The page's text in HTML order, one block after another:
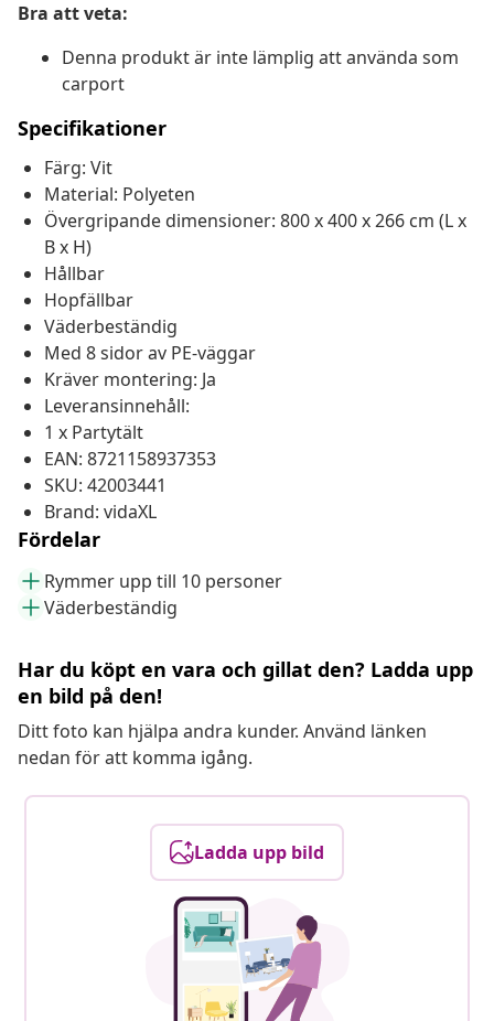
Bra att veta:
Denna produkt är inte lämplig att använda som
carport
Specifikationer
Färg: Vit
Material: Polyeten
Övergripande dimensioner: 800 x 400 x 266 cm (L x
B x H)
Hållbar
Hopfällbar
Väderbeständig
Med 8 sidor av PE-väggar
Kräver montering: Ja
Leveransinnehåll:
1 x Partytält
EAN: 8721158937353
SKU: 42003441
Brand: vidaXL
Fördelar
Rymmer upp till 10 personer
Väderbeständig
Har du köpt en vara och gillat den? Ladda upp
en bild på den!
Ditt foto kan hjälpa andra kunder. Använd länken
nedan för att komma igång.
Ladda upp bild